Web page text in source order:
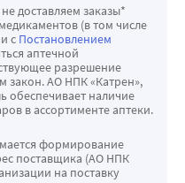
доставляем заказы*
(в том числе
с Постановлением
аптечной
разрешение
закон. АО НПК «Катрен»,
обеспечивает наличие
в ассортименте аптеки.
формирование
поставщика (АО НПК
на поставку